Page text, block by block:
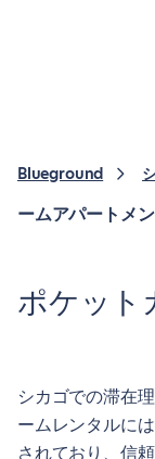
Blueground
ームアパートメ
ポケット
シカゴでの滞在
ームレンタルに
されており、信